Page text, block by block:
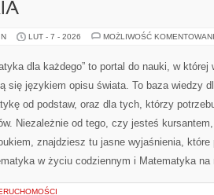
LUT - 7 - 2026 MOŻLIWOŚĆ
dla każdego” to portal do nauki, w
się językiem opisu świata. To baza wiedzy
od podstaw, oraz dla tych, którzy
Niezależnie od tego, czy jesteś
znajdziesz tu jasne wyjaśnienia, które
w życiu codziennym i Matematyka